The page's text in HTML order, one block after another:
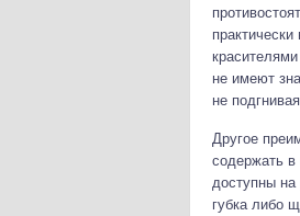
не имеют
не
Другое
содержать в
доступны на
губка либо